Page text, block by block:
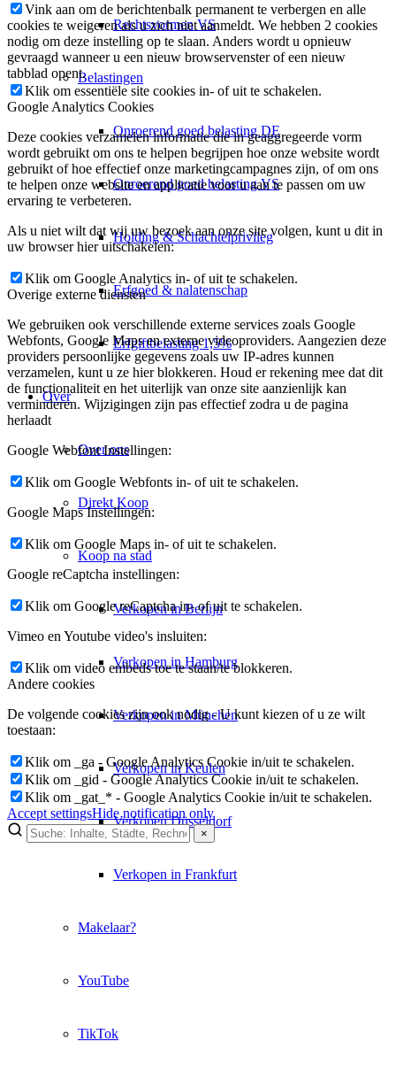
Rechtsvormen VS
Belastingen
Onroerend goed belasting DE
Onroerend goed belasting VS
Holding & Schachtelprivileg
Erfgoed & nalatenschap
Erfgiftbelasting 1,5%
Over
Over ons
Direkt Koop
Koop na stad
Verkopen in Berlijn
Verkopen in Hamburg
Verkopen in München
Verkopen in Keulen
Verkopen Düsseldorf
Verkopen in Frankfurt
Makelaar?
YouTube
TikTok
Vink aan om de berichtenbalk permanent te verbergen en alle
cookies te weigeren als u zich niet aanmeldt. We hebben 2 cookies
nodig om deze instelling op te slaan. Anders wordt u opnieuw
gevraagd wanneer u een nieuw browservenster of een nieuw
tabblad opent.
Klik om essentiële site cookies in- of uit te schakelen.
Google Analytics Cookies
Deze cookies verzamelen informatie die in geaggregeerde vorm
wordt gebruikt om ons te helpen begrijpen hoe onze website wordt
gebruikt of hoe effectief onze marketingcampagnes zijn, of om ons
te helpen onze website en applicatie voor u aan te passen om uw
ervaring te verbeteren.
Als u niet wilt dat wij uw bezoek aan onze site volgen, kunt u dit in
uw browser hier uitschakelen:
Klik om Google Analytics in- of uit te schakelen.
Overige externe diensten
We gebruiken ook verschillende externe services zoals Google
Webfonts, Google Maps en externe videoproviders. Aangezien deze
providers persoonlijke gegevens zoals uw IP-adres kunnen
verzamelen, kunt u ze hier blokkeren. Houd er rekening mee dat dit
de functionaliteit en het uiterlijk van onze site aanzienlijk kan
verminderen. Wijzigingen zijn pas effectief zodra u de pagina
herlaadt
Google Webfont Instellingen:
Klik om Google Webfonts in- of uit te schakelen.
Google Maps Instellingen:
Klik om Google Maps in- of uit te schakelen.
Google reCaptcha instellingen:
Klik om Google reCaptcha in- of uit te schakelen.
Vimeo en Youtube video's insluiten:
Klik om video embeds toe te staan/te blokkeren.
Andere cookies
De volgende cookies zijn ook nodig - U kunt kiezen of u ze wilt
toestaan:
Klik om _ga - Google Analytics Cookie in/uit te schakelen.
Klik om _gid - Google Analytics Cookie in/uit te schakelen.
Klik om _gat_* - Google Analytics Cookie in/uit te schakelen.
Accept settingsHide notification only
×